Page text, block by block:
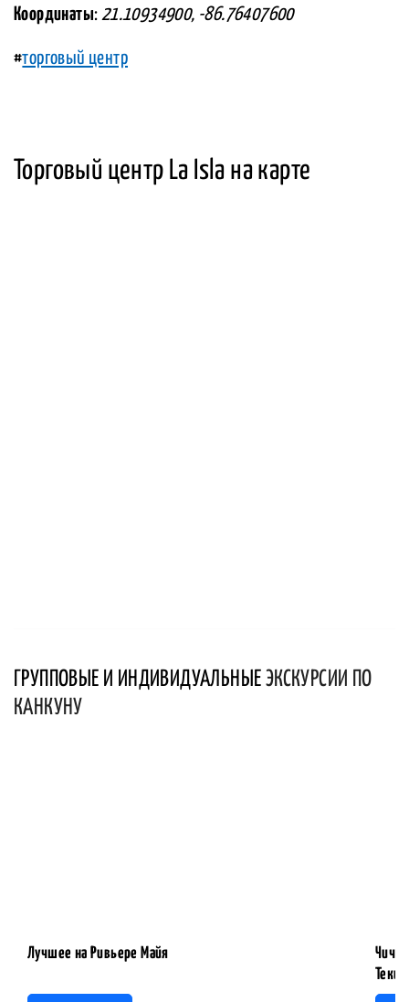
Координаты: 21.10934900, -86.76407600
#торговый центр
Торговый центр La Isla на карте
ГРУППОВЫЕ И ИНДИВИДУАЛЬНЫЕ ЭКСКУРСИИ ПО
КАНКУНУ
Лучшее на Ривьере Майя